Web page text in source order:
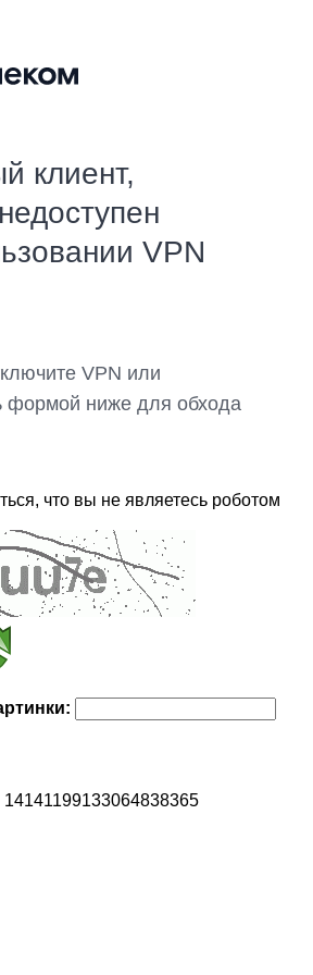
клиент,
VPN
VPN или
формой ниже для обхода
что вы не являетесь роботом
14141199133064838365